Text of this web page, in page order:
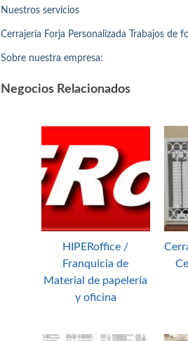
Nuestros servicios
Cerrajería Forja Personalizada Trabajos de
Sobre nuestra empresa:
Negocios Relacionados
HIPERoffice /
Franquicia de
Material de papelería
y oficina